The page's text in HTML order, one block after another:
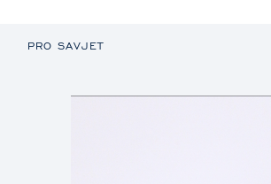
PRO SAVJET